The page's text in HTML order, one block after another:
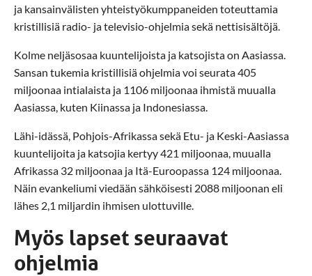
ja kansainvälisten yhteistyökumppaneiden toteuttamia
kristillisiä radio- ja televisio-ohjelmia sekä nettisisältöjä.
Kolme neljäsosaa kuuntelijoista ja katsojista on Aasiassa.
Sansan tukemia kristillisiä ohjelmia voi seurata 405
miljoonaa intialaista ja 1106 miljoonaa ihmistä muualla
Aasiassa, kuten Kiinassa ja Indonesiassa.
Lähi-idässä, Pohjois-Afrikassa sekä Etu- ja Keski-Aasiassa
kuuntelijoita ja katsojia kertyy 421 miljoonaa, muualla
Afrikassa 32 miljoonaa ja Itä-Euroopassa 124 miljoonaa.
Näin evankeliumi viedään sähköisesti 2088 miljoonan eli
lähes 2,1 miljardin ihmisen ulottuville.
Myös lapset seuraavat
ohjelmia